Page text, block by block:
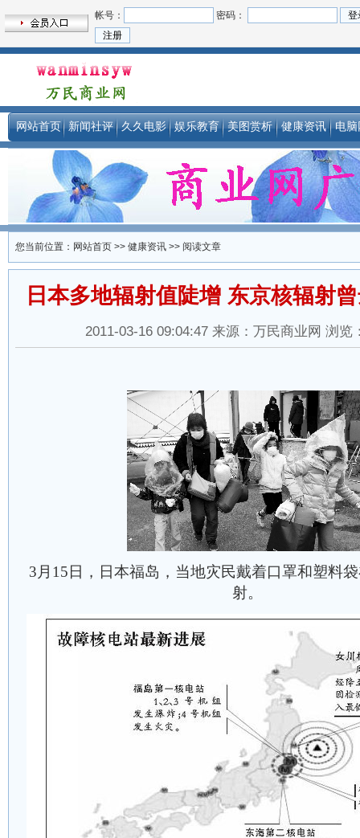
帐号： 密码：
网站首页 新闻社评 久久电影 娱乐教育 美图赏析 健康资讯 电脑
您当前位置： 网站首页 >> 健康资讯 >> 阅读文章
日本多地辐射值陡增 东京核辐射
2011-03-16 09:04:47 来源：万民商业网 浏览
3月15日，日本福岛，当地灾民戴着口罩和塑料
射。